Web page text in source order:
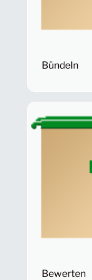
Bündeln
Bewerten